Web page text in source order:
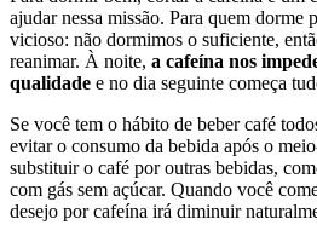
ajudar nessa missão. Para quem dorme
vicioso: não dormimos o suficiente,
reanimar. À noite, a cafeína nos
qualidade e no dia seguinte começa
Se você tem o hábito de beber café
evitar o consumo da bebida após o
substituir o café por outras bebidas,
com gás sem açúcar. Quando você
desejo por cafeína irá diminuir